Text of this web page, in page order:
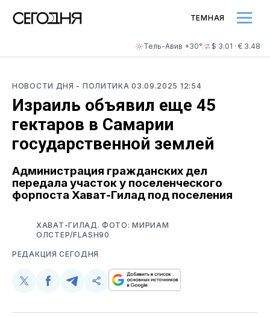
Тель-Авив +30° $ 3.01 · € 3.48
ТЕМНАЯ
НОВОСТИ ДНЯ - ПОЛИТИКА03.09.2025 12:54
Израиль объявил еще 45
гектаров в Самарии
государственной землей
Администрация гражданских дел
передала участок у поселенческого
форпоста Хават-Гилад под поселения
ХАВАТ-ГИЛАД. ФОТО: МИРИАМ
ОЛСТЕР/FLASH90
РЕДАКЦИЯ СЕГОДНЯ
Поделиться
Twitter
Поделиться
Facebook
Поделиться
Telegram
Скопируйте
поделитесь